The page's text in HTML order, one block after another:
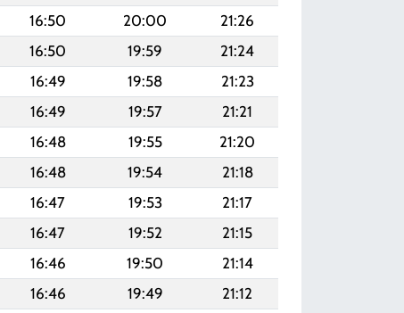
16:50 20:00
21:26
16:50 19:59
21:24
16:49 19:58
21:23
16:49 19:57
21:21
16:48 19:55
21:20
16:48 19:54
21:18
16:47 19:53
21:17
16:47 19:52
21:15
16:46 19:50
21:14
16:46 19:49
21:12